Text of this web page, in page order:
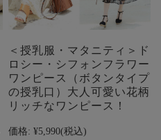
＜授乳服・マタニティ＞ド
ロシー・シフォンフラワー
ワンピース（ボタンタイプ
の授乳口）大人可愛い花柄
リッチなワンピース！
価格: ¥5,990(税込)